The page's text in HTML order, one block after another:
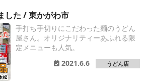
した / 東かがわ市
手打ち手切りにこだわった麺のうどん
屋さん。オリジナリティーあふれる限
定メニューも人気。
2021.6.6
うどん店